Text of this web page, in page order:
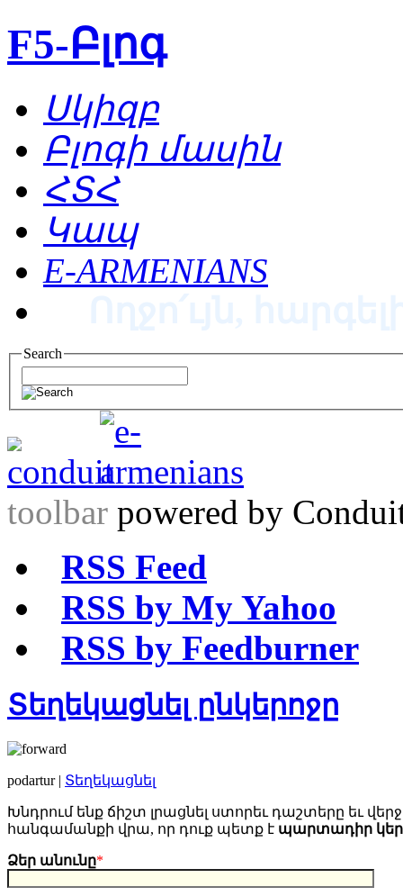
F5-Բլոգ
Սկիզբ
Բլոգի մասին
ՀՏՀ
Կապ
E-ARMENIANS
Search
toolbar powered by
RSS Feed
RSS by My Yahoo
RSS by Feedburner
Տեղեկացնել ընկերոջը
podartur | Տեղեկացնել
Խնդրում ենք ճիշտ լրացնել ստորեւ դաշտերը եւ
հանգամանքի վրա, որ դուք պետք է պարտադիր
Ձեր անունը*